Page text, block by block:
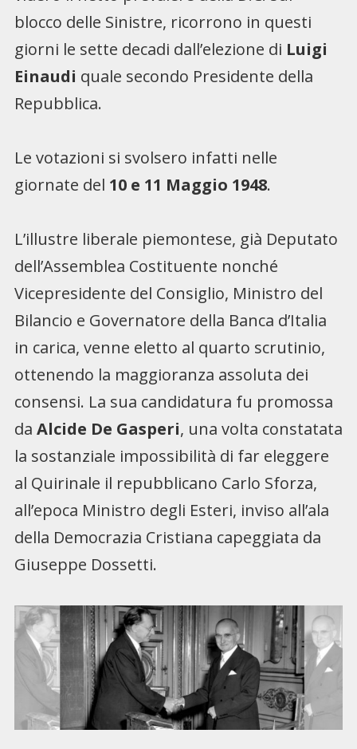
blocco delle Sinistre, ricorrono in questi
giorni le sette decadi dall’elezione di Luigi
Einaudi quale secondo Presidente della
Repubblica.
Le votazioni si svolsero infatti nelle
giornate del 10 e 11 Maggio 1948.
L’illustre liberale piemontese, già Deputato
dell’Assemblea Costituente nonché
Vicepresidente del Consiglio, Ministro del
Bilancio e Governatore della Banca d’Italia
in carica, venne eletto al quarto scrutinio,
ottenendo la maggioranza assoluta dei
consensi. La sua candidatura fu promossa
da Alcide De Gasperi, una volta constatata
la sostanziale impossibilità di far eleggere
al Quirinale il repubblicano Carlo Sforza,
all’epoca Ministro degli Esteri, inviso all’ala
della Democrazia Cristiana capeggiata da
Giuseppe Dossetti.